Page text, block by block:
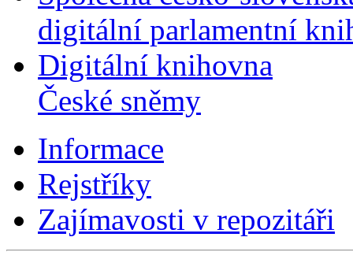
digitální parlamentní
Digitální knihovna
České sněmy
Informace
Rejstříky
Zajímavosti v repozitáři